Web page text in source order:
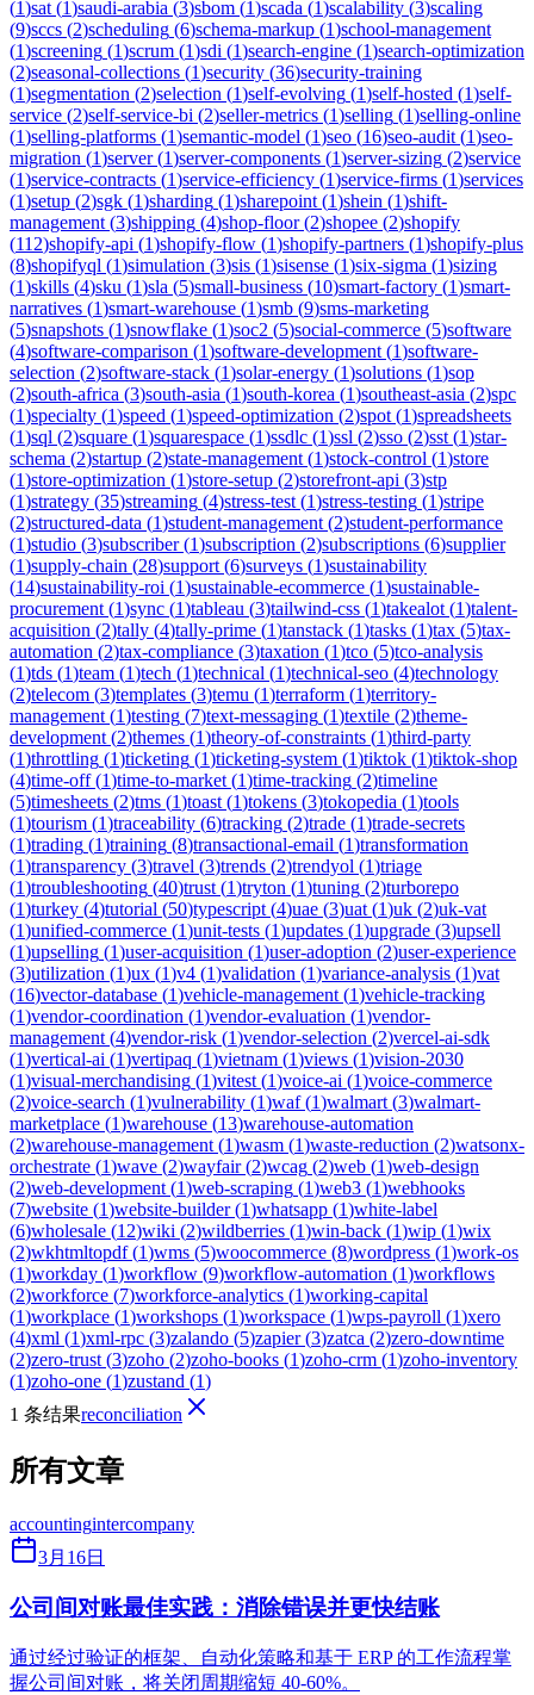
(1)sat (1)saudi-arabia (3)sbom (1)scada (1)scalability (3)scaling
(9)sccs (2)scheduling (6)schema-markup (1)school-management
(1)screening (1)scrum (1)sdi (1)search-engine (1)search-optimization
(2)seasonal-collections (1)security (36)security-training
(1)segmentation (2)selection (1)self-evolving (1)self-hosted (1)self-
service (2)self-service-bi (2)seller-metrics (1)selling (1)selling-online
(1)selling-platforms (1)semantic-model (1)seo (16)seo-audit (1)seo-
migration (1)server(1)server-components (1)server-sizing (2)service
(1)service-contracts (1)service-efficiency (1)service-firms (1)services
(1)setup (2)sgk (1)sharding (1)sharepoint (1)shein (1)shift-
management (3)shipping (4)shop-floor(2)shopee (2)shopify
(112)shopify-api (1)shopify-flow (1)shopify-partners (1)shopify-plus
(8)shopifyql (1)simulation (3)sis (1)sisense (1)six-sigma (1)sizing
(1)skills (4)sku (1)sla (5)small-business (10)smart-factory (1)smart-
narratives (1)smart-warehouse (1)smb (9)sms-marketing
(5)snapshots (1)snowflake (1)soc2 (5)social-commerce (5)software
(4)software-comparison (1)software-development (1)software-
selection (2)software-stack (1)solar-energy (1)solutions (1)sop
(2)south-africa (3)south-asia (1)south-korea (1)southeast-asia (2)spc
(1)specialty (1)speed (1)speed-optimization (2)spot (1)spreadsheets
(1)sql (2)square (1)squarespace (1)ssdlc (1)ssl (2)sso (2)sst (1)star-
schema (2)startup (2)state-management (1)stock-control (1)store
(1)store-optimization (1)store-setup (2)storefront-api (3)stp
(1)strategy (35)streaming (4)stress-test (1)stress-testing (1)stripe
(2)structured-data (1)student-management (2)student-performance
(1)studio (3)subscriber(1)subscription (2)subscriptions (6)supplier
(1)supply-chain (28)support (6)surveys (1)sustainability
(14)sustainability-roi (1)sustainable-ecommerce (1)sustainable-
procurement (1)sync (1)tableau (3)tailwind-css (1)takealot (1)talent-
acquisition (2)tally (4)tally-prime (1)tanstack (1)tasks (1)tax (5)tax-
automation (2)tax-compliance (3)taxation (1)tco (5)tco-analysis
(1)tds (1)team (1)tech (1)technical (1)technical-seo (4)technology
(2)telecom (3)templates (3)temu (1)terraform (1)territory-
management (1)testing (7)text-messaging (1)textile (2)theme-
development (2)themes (1)theory-of-constraints (1)third-party
(1)throttling (1)ticketing (1)ticketing-system (1)tiktok (1)tiktok-shop
(4)time-off(1)time-to-market (1)time-tracking (2)timeline
(5)timesheets (2)tms (1)toast (1)tokens (3)tokopedia (1)tools
(1)tourism (1)traceability (6)tracking (2)trade (1)trade-secrets
(1)trading (1)training (8)transactional-email (1)transformation
(1)transparency (3)travel (3)trends (2)trendyol (1)triage
(1)troubleshooting (40)trust (1)tryton (1)tuning (2)turborepo
(1)turkey (4)tutorial (50)typescript (4)uae (3)uat (1)uk (2)uk-vat
(1)unified-commerce (1)unit-tests (1)updates (1)upgrade (3)upsell
(1)upselling (1)user-acquisition (1)user-adoption (2)user-experience
(3)utilization (1)ux (1)v4 (1)validation (1)variance-analysis (1)vat
(16)vector-database (1)vehicle-management (1)vehicle-tracking
(1)vendor-coordination (1)vendor-evaluation (1)vendor-
management (4)vendor-risk (1)vendor-selection (2)vercel-ai-sdk
(1)vertical-ai (1)vertipaq (1)vietnam (1)views (1)vision-2030
(1)visual-merchandising (1)vitest (1)voice-ai (1)voice-commerce
(2)voice-search (1)vulnerability (1)waf(1)walmart (3)walmart-
marketplace (1)warehouse (13)warehouse-automation
(2)warehouse-management (1)wasm (1)waste-reduction (2)watsonx-
orchestrate (1)wave (2)wayfair(2)wcag (2)web (1)web-design
(2)web-development (1)web-scraping (1)web3 (1)webhooks
(7)website (1)website-builder(1)whatsapp (1)white-label
(6)wholesale (12)wiki (2)wildberries (1)win-back (1)wip (1)wix
(2)wkhtmltopdf(1)wms (5)woocommerce (8)wordpress (1)work-os
(1)workday (1)workflow (9)workflow-automation (1)workflows
(2)workforce (7)workforce-analytics (1)working-capital
(1)workplace (1)workshops (1)workspace (1)wps-payroll (1)xero
(4)xml (1)xml-rpc (3)zalando (5)zapier(3)zatca (2)zero-downtime
(2)zero-trust (3)zoho (2)zoho-books (1)zoho-crm (1)zoho-inventory
(1)zoho-one (1)zustand (1)
1 条结果reconciliation
所有文章
accountingintercompany
3月16日
公司间对账最佳实践：消除错误并更快结账
通过经过验证的框架、自动化策略和基于 ERP 的工作流程掌
握公司间对账，将关闭周期缩短 40-60%。